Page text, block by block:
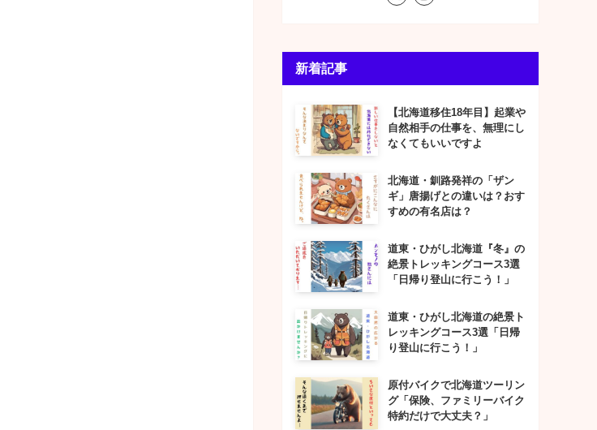
新着記事
【北海道移住18年目】起業や
自然相手の仕事を、無理にし
なくてもいいですよ
北海道・釧路発祥の「ザン
ギ」唐揚げとの違いは？おす
すめの有名店は？
道東・ひがし北海道『冬』の
絶景トレッキングコース3選
「日帰り登山に行こう！」
道東・ひがし北海道の絶景ト
レッキングコース3選「日帰
り登山に行こう！」
原付バイクで北海道ツーリン
グ「保険、ファミリーバイク
特約だけで大丈夫？」